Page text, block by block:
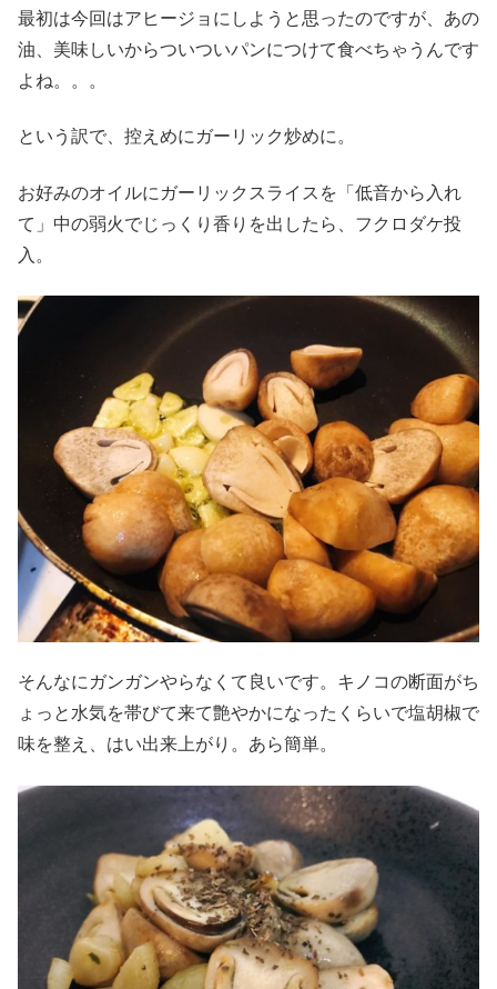
最初は今回はアヒージョにしようと思ったのですが、あの
油、美味しいからついついパンにつけて食べちゃうんです
よね。。。
という訳で、控えめにガーリック炒めに。
お好みのオイルにガーリックスライスを「低音から入れ
て」中の弱火でじっくり香りを出したら、フクロダケ投
入。
そんなにガンガンやらなくて良いです。キノコの断面がち
ょっと水気を帯びて来て艶やかになったくらいで塩胡椒で
味を整え、はい出来上がり。あら簡単。